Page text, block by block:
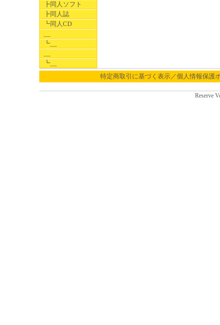
┣同人ソフト
┣同人誌
┗同人CD
┗__
┗__
特定商取引に基づく表示／個人情報保護
Reserve